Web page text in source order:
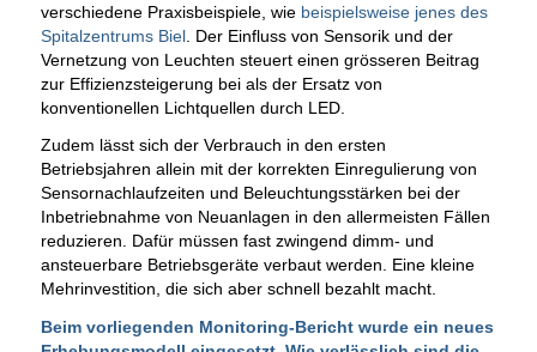
verschiedene Praxisbeispiele, wie beispielsweise jenes des
Spitalzentrums Biel. Der Einfluss von Sensorik und der
Vernetzung von Leuchten steuert einen grösseren Beitrag
zur Effizienzsteigerung bei als der Ersatz von
konventionellen Lichtquellen durch LED.
Zudem lässt sich der Verbrauch in den ersten
Betriebsjahren allein mit der korrekten Einregulierung von
Sensornachlaufzeiten und Beleuchtungsstärken bei der
Inbetriebnahme von Neuanlagen in den allermeisten Fällen
reduzieren. Dafür müssen fast zwingend dimm- und
ansteuerbare Betriebsgeräte verbaut werden. Eine kleine
Mehrinvestition, die sich aber schnell bezahlt macht.
Beim vorliegenden Monitoring-Bericht wurde ein neues